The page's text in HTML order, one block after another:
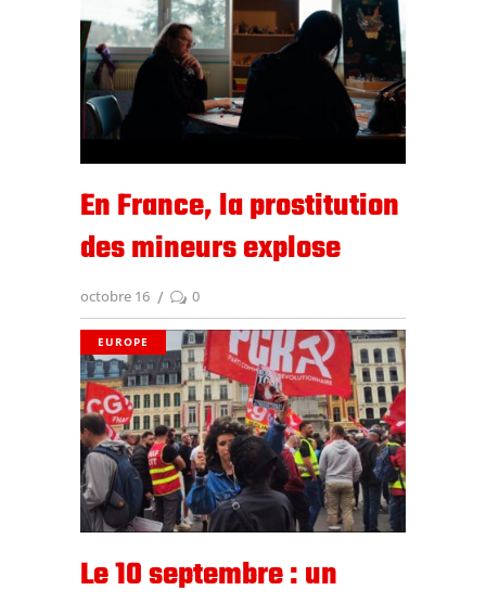
En France, la prostitution
des mineurs explose
octobre 16 0
EUROPE
Le 10 septembre : un